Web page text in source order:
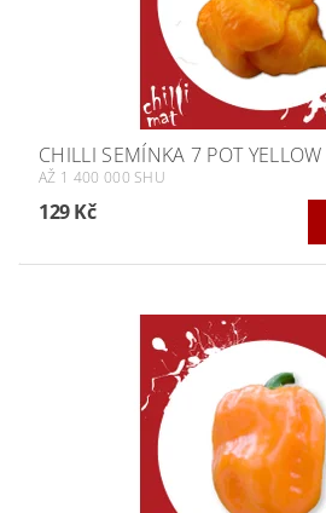
CHILLI SEMÍNKA 7 POT
AŽ 1 400 000 SHU
129 Kč